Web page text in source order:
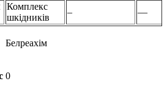
Комплекс
шкідників
– —
Белреахім
0